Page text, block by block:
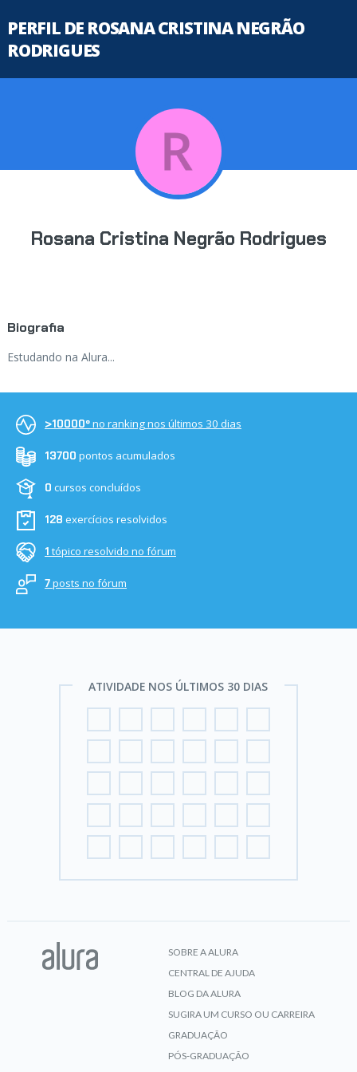
PERFIL DE ROSANA CRISTINA NEGRÃO
RODRIGUES
Rosana Cristina Negrão Rodrigues
Biografia
Estudando na Alura...
>10000ºno ranking nos últimos 30 dias
13700 pontos acumulados
0 cursos concluídos
128 exercícios resolvidos
1 tópico resolvido no fórum
7posts no fórum
ATIVIDADE NOS ÚLTIMOS 30 DIAS
SOBRE A ALURA
CENTRAL DE AJUDA
BLOG DA ALURA
SUGIRA UM CURSO OU CARREIRA
GRADUAÇÃO
PÓS-GRADUAÇÃO